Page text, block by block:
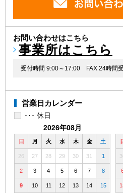
お問い合わせはこちら
事業所はこちら
受付時間 9:00～17:00 FAX 24時間
営業日カレンダー
･･･ 休日
2026年08月
日 月 火 水 木 金 土
26 27 28 29 30 31 1
2 3 4 5 6 7 8
9 10 11 12 13 14 15